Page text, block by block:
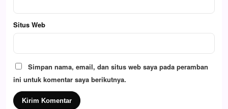
Situs Web
Simpan nama, email, dan situs web saya pada peramban
ini untuk komentar saya berikutnya.